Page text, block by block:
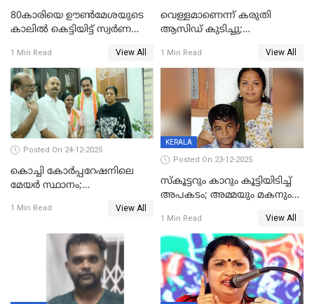
80കാരിയെ ഊൺമേശയുടെ
കാലിൽ കെട്ടിയിട്ട് സ്വർണവും
കൊച്ചുമകനും സുഹൃത്തും
അറസ്റ്റിൽ
1 Min Read View All
വെള്ളമാണെന്ന് കരുതി
ആസിഡ് കുടിച്ചു;
മരിച്ചു
1 Min Read View All
Posted On 24-12-2025
കൊച്ചി കോര്‍പ്പറേഷനിലെ
മേയര്‍ സ്ഥാനം;
രൂക്ഷം
1 Min Read View All
KERALA
Posted On 23-12-2025
സ്കൂട്ടറും കാറും കൂട്ടിയിടിച്ച്
അപകടം; അമ്മയും മകനും
ഗുരുതരാവസ്ഥയിൽ
1 Min Read View All